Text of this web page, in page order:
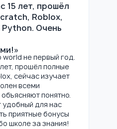
15 лет, прошёл
Roblox,
Python. Очень
не первый год.
прошёл полные
сейчас изучает
всеми
понятно.
для нас
приятные бонусы
школе за знания!